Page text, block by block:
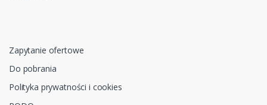
Zapytanie ofertowe
Do pobrania
Polityka prywatności i cookies